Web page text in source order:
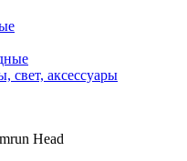
свет, аксессуары
Head